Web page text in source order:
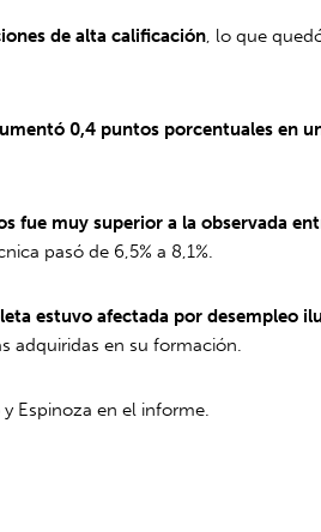
de alta calificación, lo que
0,4 puntos porcentuales en
fue muy superior a la observada
pasó de 6,5% a 8,1%.
estuvo afectada por desempleo
adquiridas en su formación.
Espinoza en el informe.